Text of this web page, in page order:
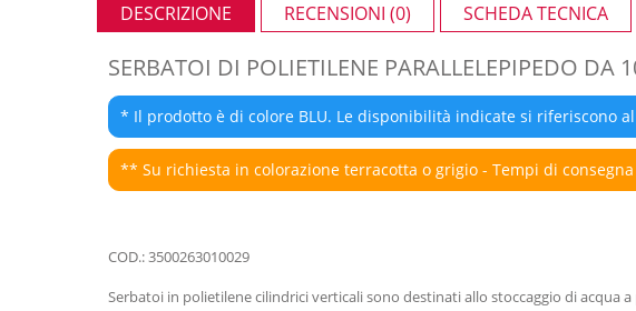
DESCRIZIONE RECENSIONI (0) SCHEDA TECNICA
SERBATOI DI POLIETILENE PARALLELEPIPEDO DA
* Il prodotto è di colore BLU. Le disponibilità indicate si riferiscono al
** Su richiesta in colorazione terracotta o grigio - Tempi di
COD.: 3500263010029
Serbatoi in polietilene cilindrici verticali sono destinati allo stoccaggio di acqua